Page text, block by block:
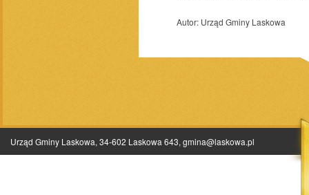
Autor: Urząd Gminy Laskowa
Urząd Gminy Laskowa, 34-602 Laskowa 643, gmina@laskowa.pl